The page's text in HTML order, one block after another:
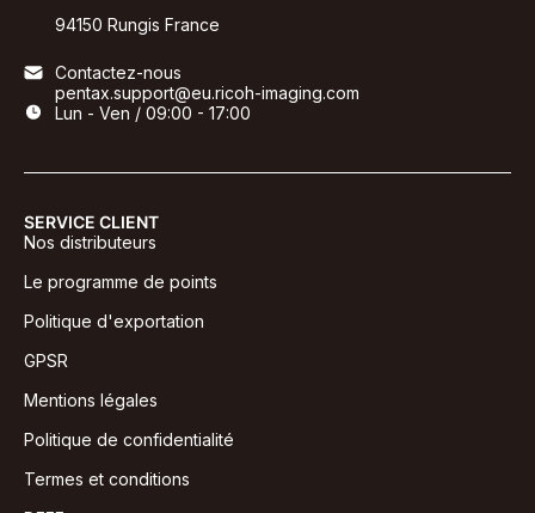
94150 Rungis France
Contactez-nous
pentax.support@eu.ricoh-imaging.com
Lun - Ven / 09:00 - 17:00
SERVICE CLIENT
Nos distributeurs
Le programme de points
Politique d'exportation
GPSR
Mentions légales
Politique de confidentialité
Termes et conditions